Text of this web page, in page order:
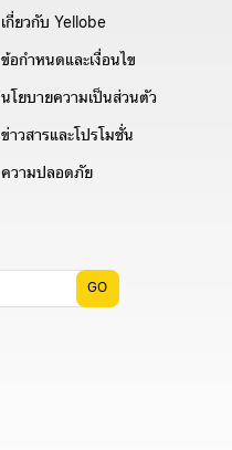
เกี่ยวกับ Yellobe
ข้อกำหนดและเงื่อนไข
นโยบายความเป็นส่วนตัว
ข่าวสารและโปรโมชั่น
ความปลอดภัย
GO